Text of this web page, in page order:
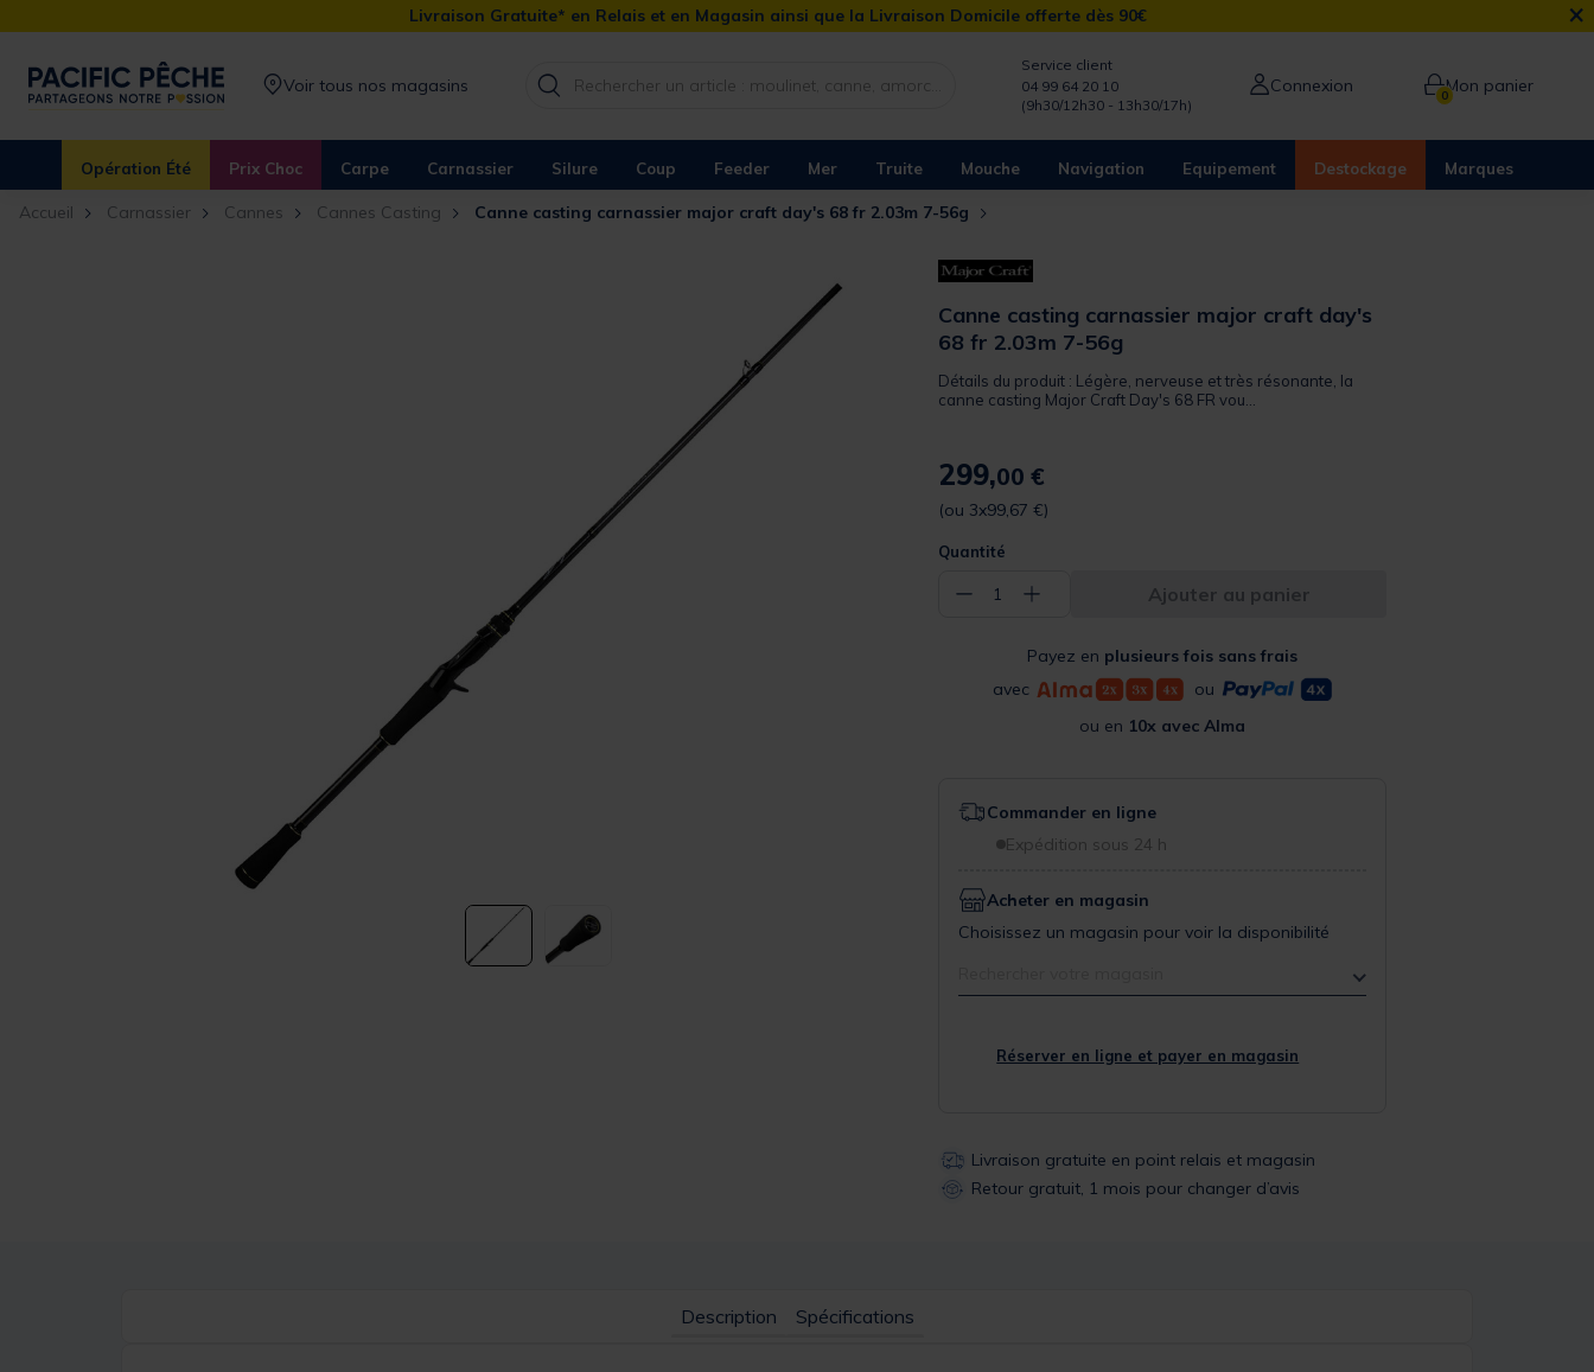
Livraison Gratuite* en Relais et en Magasin ainsi que la Livraison Domicile offerte dès 90€ ×
Voir tous nos magasins
Service client
04 99 64 20 10
(9h30/12h30 - 13h30/17h)
Connexion 0Mon panier
Opération Été Prix Choc Carpe Carnassier Silure Coup Feeder Mer Truite Mouche Navigation Equipement Destockage Marques
Accueil Carnassier Cannes Cannes Casting Canne casting carnassier major craft day's 68 fr 2.03m 7-56g
Canne casting carnassier major craft day's
68 fr 2.03m 7-56g
Détails du produit : Légère, nerveuse et très résonante, la
canne casting Major Craft Day's 68 FR vou...
299,00 €
(ou 3x99,67 €)
Quantité
− 1 + Ajouter au panier
Payez en plusieurs fois sans frais
avec
ou
ou en 10x avec Alma
Commander en ligne
Expédition sous 24 h
Acheter en magasin
Choisissez un magasin pour voir la disponibilité
Réserver en ligne et payer en magasin
Livraison gratuite en point relais et magasin
Retour gratuit, 1 mois pour changer d’avis
Description Spécifications